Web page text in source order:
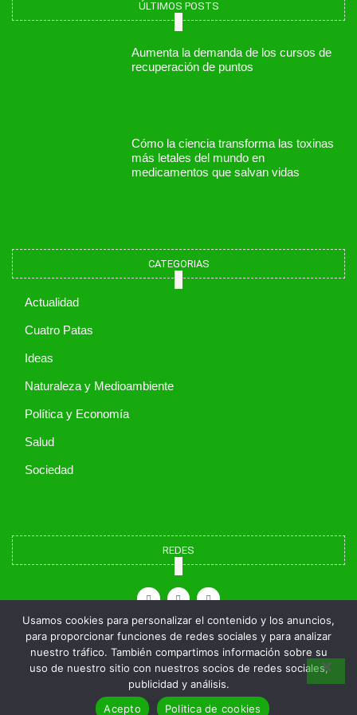
ÚLTIMOS POSTS
Aumenta la demanda de los cursos de
recuperación de puntos
Cómo la ciencia transforma las toxinas
más letales del mundo en
medicamentos que salvan vidas
CATEGORIAS
Actualidad
Cuatro Patas
Ideas
Naturaleza y Medioambiente
Política y Economía
Salud
Sociedad
REDES
-
t
i
t
t
r
n
s
a
g
r
m
a
c
b
o
o
Copyright © 2026 Función Movilidad. Todos los derechos reservados
Usamos cookies para personalizar el contenido y los anuncios,
para proporcionar funciones de redes sociales y para analizar
nuestro tráfico. También compartimos información sobre su
uso de nuestro sitio con nuestros socios de redes sociales,
publicidad y análisis.
Acepto
Politica de cookies